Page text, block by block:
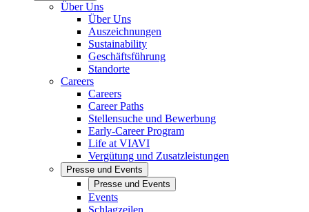
Über Uns
Über Uns
Auszeichnungen
Sustainability
Geschäftsführung
Standorte
Careers
Careers
Career Paths
Stellensuche und Bewerbung
Early-Career Program
Life at VIAVI
Vergütung und Zusatzleistungen
Presse und Events
Presse und Events
Events